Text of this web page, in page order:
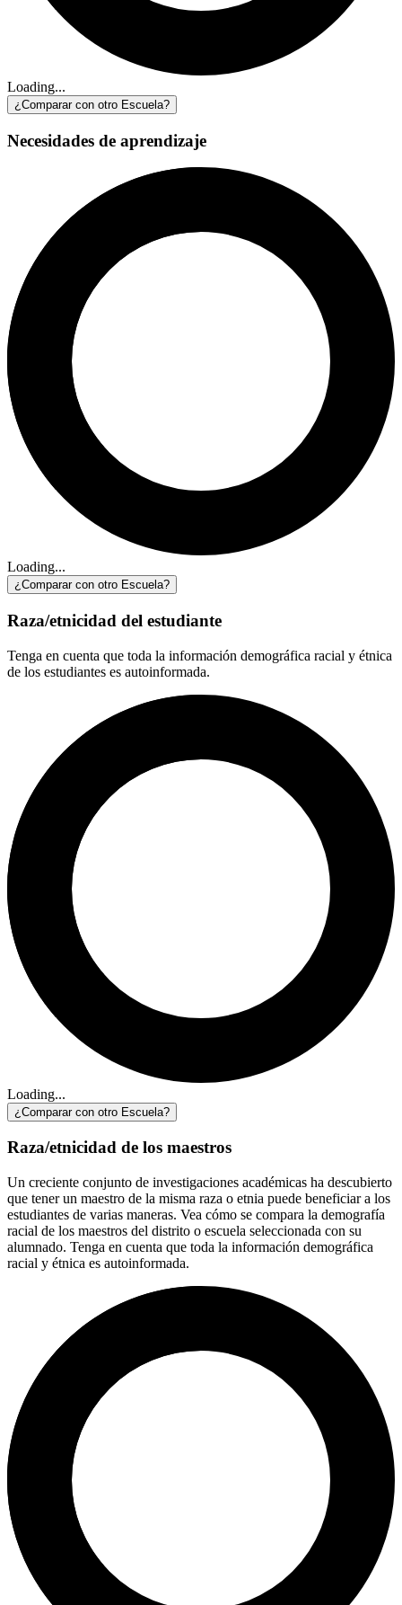
Loading...
¿Comparar con otro Escuela?
Necesidades de aprendizaje
Loading...
¿Comparar con otro Escuela?
Raza/etnicidad del estudiante
Tenga en cuenta que toda la información demográfica racial y étnica
de los estudiantes es autoinformada.
Loading...
¿Comparar con otro Escuela?
Raza/etnicidad de los maestros
Un creciente conjunto de investigaciones académicas ha descubierto
que tener un maestro de la misma raza o etnia puede beneficiar a los
estudiantes de varias maneras. Vea cómo se compara la demografía
racial de los maestros del distrito o escuela seleccionada con su
alumnado. Tenga en cuenta que toda la información demográfica
racial y étnica es autoinformada.